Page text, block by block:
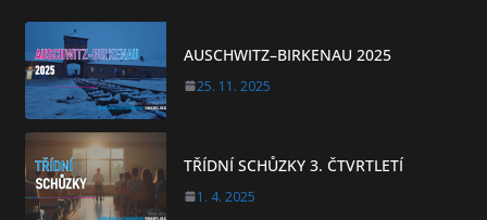
AUSCHWITZ–BIRKENAU 2025
25. 11. 2025
TŘÍDNÍ SCHŮZKY 3. ČTVRTLETÍ
1. 4. 2025